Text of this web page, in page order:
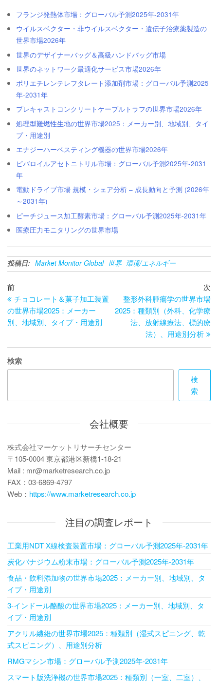
フランジ発熱体市場：グローバル予測2025年-2031年
ウイルスベクター・非ウイルスベクター・遺伝子治療薬製造の
世界市場2026年
世界のデザイナーバッグ＆高級ハンドバッグ市場
世界のネットワーク最適化サービス市場2026年
ポリエチレンテレフタレート添加剤市場：グローバル予測2025
年-2031年
プレキャストコンクリートケーブルトラフの世界市場2026年
処理型難燃性生地の世界市場2025：メーカー別、地域別、タイ
プ・用途別
エナジーハーベスティング機器の世界市場2026年
ピバロイルアセトニトリル市場：グローバル予測2025年-2031
年
電動ドライブ市場 規模・シェア分析 – 成長動向と予測 (2026年
～2031年)
ピーチジュース加工酵素市場：グローバル予測2025年-2031年
医療圧力モニタリングの世界市場
投稿日: Market Monitor Global 世界 環境/エネルギー
投
稿
ナ
ゲ
ー
ョ
過
去
の
投
前
チョコレート＆菓子加工装置
の世界市場2025：メーカー
別、地域別、タイプ・用途別
の
次
整形外科腫瘍学の世界市場
2025：種類別（外科、化学療
法、放射線療法、標的療
法）、用途別分析
検索
検
索
会社概要
株式会社マーケットリサーチセンター
〒105-0004 東京都港区新橋1-18-21
Mail : mr@marketresearch.co.jp
FAX：03-6869-4797
Web： https://www.marketresearch.co.jp
注目の調査レポート
工業用NDT X線検査装置市場：グローバル予測2025年-2031年
炭化バナジウム粉末市場：グローバル予測2025年-2031年
食品・飲料添加物の世界市場2025：メーカー別、地域別、タ
イプ・用途別
3-インドール酪酸の世界市場2025：メーカー別、地域別、タ
イプ・用途別
アクリル繊維の世界市場2025：種類別（湿式スピニング、乾
式スピニング）、用途別分析
RMGマシン市場：グローバル予測2025年-2031年
スマート版洗浄機の世界市場2025：種類別（一室、二室）、